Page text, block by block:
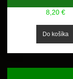
8,20 €